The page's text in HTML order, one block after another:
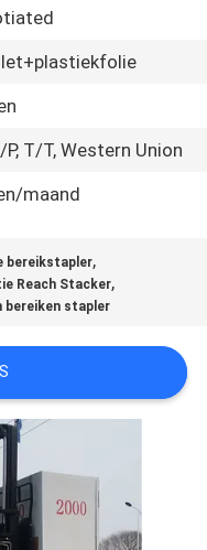
P, T/T, Western Union
maand
bereikstapler,
Reach Stacker,
bereiken stapler